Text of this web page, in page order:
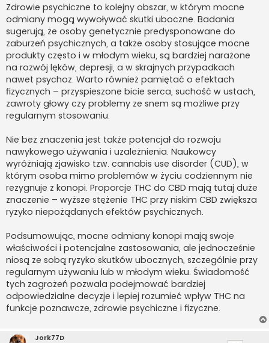
Zdrowie psychiczne to kolejny obszar, w którym mocne
odmiany mogą wywoływać skutki uboczne. Badania
sugerują, że osoby genetycznie predysponowane do
zaburzeń psychicznych, a także osoby stosujące mocne
produkty często i w młodym wieku, są bardziej narażone
na rozwój lęków, depresji, a w skrajnych przypadkach
nawet psychoz. Warto również pamiętać o efektach
fizycznych – przyspieszone bicie serca, suchość w ustach,
zawroty głowy czy problemy ze snem są możliwe przy
regularnym stosowaniu.
Nie bez znaczenia jest także potencjał do rozwoju
nawykowego używania i uzależnienia. Naukowcy
wyróżniają zjawisko tzw. cannabis use disorder (CUD), w
którym osoba mimo problemów w życiu codziennym nie
rezygnuje z konopi. Proporcje THC do CBD mają tutaj duże
znaczenie – wyższe stężenie THC przy niskim CBD zwiększa
ryzyko niepożądanych efektów psychicznych.
Podsumowując, mocne odmiany konopi mają swoje
właściwości i potencjalne zastosowania, ale jednocześnie
niosą ze sobą ryzyko skutków ubocznych, szczególnie przy
regularnym używaniu lub w młodym wieku. Świadomość
tych zagrożeń pozwala podejmować bardziej
odpowiedzialne decyzje i lepiej rozumieć wpływ THC na
funkcje poznawcze, zdrowie psychiczne i fizyczne.
Jork77D